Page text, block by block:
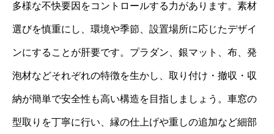
多様な不快要因をコントロールする力があります。素材
選びを慎重にし、環境や季節、設置場所に応じたデザイ
ンにすることが肝要です。プラダン、銀マット、布、発
泡材などそれぞれの特徴を生かし、取り付け・撤収・収
納が簡単で安全性も高い構造を目指しましょう。車窓の
型取りを丁寧に行い、縁の仕上げや重しの追加など細部